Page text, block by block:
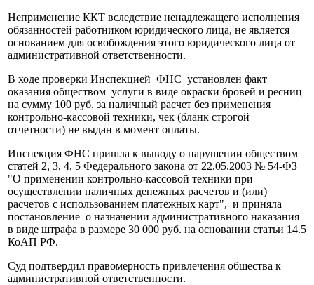
Неприменение ККТ вследствие ненадлежащего исполнения
обязанностей работником юридического лица, не является
основанием для освобождения этого юридического лица от
административной ответственности.
В ходе проверки Инспекцией ФНС установлен факт
оказания обществом услуги в виде окраски бровей и ресниц
на сумму 100 руб. за наличный расчет без применения
контрольно-кассовой техники, чек (бланк строгой
отчетности) не выдан в момент оплаты.
Инспекция ФНС пришла к выводу о нарушении обществом
статей 2, 3, 4, 5 Федерального закона от 22.05.2003 № 54-ФЗ
"О применении контрольно-кассовой техники при
осуществлении наличных денежных расчетов и (или)
расчетов с использованием платежных карт", и приняла
постановление о назначении административного наказания
в виде штрафа в размере 30 000 руб. на основании статьи 14.5
КоАП РФ.
Суд подтвердил правомерность привлечения общества к
административной ответственности.